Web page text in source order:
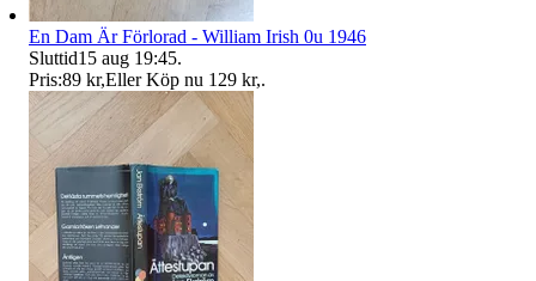
En Dam Är Förlorad - William Irish 0u 1946
Sluttid15 aug 19:45.
Pris:89 kr,Eller Köp nu 129 kr,.